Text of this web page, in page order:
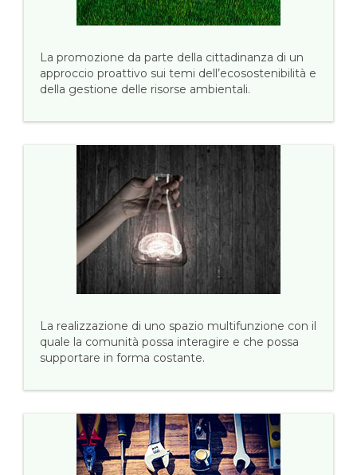
La promozione da parte della cittadinanza di un
approccio proattivo sui temi dell’ecosostenibilità e
della gestione delle risorse ambientali.
La realizzazione di uno spazio multifunzione con il
quale la comunità possa interagire e che possa
supportare in forma costante.